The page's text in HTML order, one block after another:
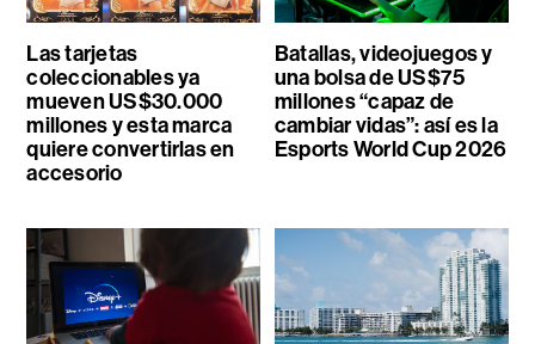
Las tarjetas
coleccionables ya
mueven US$30.000
millones y esta marca
quiere convertirlas en
accesorio
Batallas, videojuegos y
una bolsa de US$75
millones “capaz de
cambiar vidas”: así es la
Esports World Cup 2026